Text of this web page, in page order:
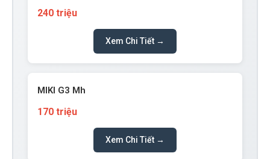
240 triệu
Xem Chi Tiết →
MIKI G3 Mh
170 triệu
Xem Chi Tiết →